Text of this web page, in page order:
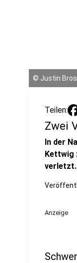
© Justin
Teilen:
Zwei
In der
Kettwig
verletzt.
Anzeige